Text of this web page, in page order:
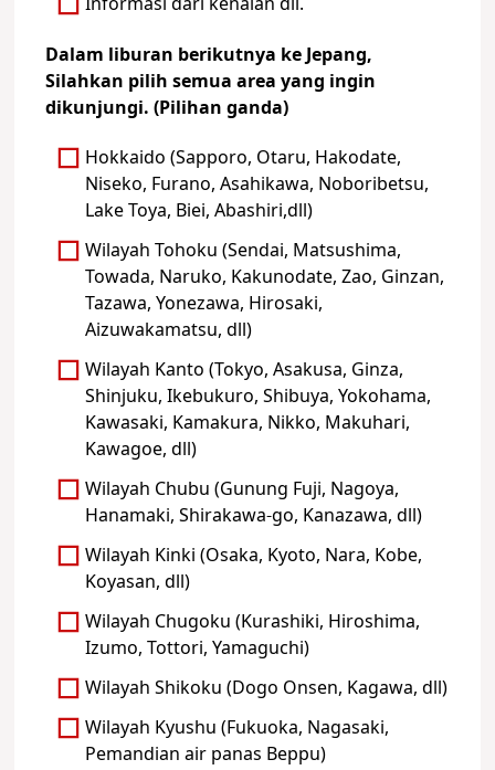
Dalam liburan berikutnya ke Jepang,
Silahkan pilih semua area yang ingin
dikunjungi. (Pilihan ganda)
Hokkaido (Sapporo, Otaru, Hakodate,
Niseko, Furano, Asahikawa, Noboribetsu,
Lake Toya, Biei, Abashiri,dll)
Wilayah Tohoku (Sendai, Matsushima,
Towada, Naruko, Kakunodate, Zao, Ginzan,
Tazawa, Yonezawa, Hirosaki,
Aizuwakamatsu, dll)
Wilayah Kanto (Tokyo, Asakusa, Ginza,
Shinjuku, Ikebukuro, Shibuya, Yokohama,
Kawasaki, Kamakura, Nikko, Makuhari,
Kawagoe, dll)
Wilayah Chubu (Gunung Fuji, Nagoya,
Hanamaki, Shirakawa-go, Kanazawa, dll)
Wilayah Kinki (Osaka, Kyoto, Nara, Kobe,
Koyasan, dll)
Wilayah Chugoku (Kurashiki, Hiroshima,
Izumo, Tottori, Yamaguchi)
Wilayah Shikoku (Dogo Onsen, Kagawa, dll)
Wilayah Kyushu (Fukuoka, Nagasaki,
Pemandian air panas Beppu)